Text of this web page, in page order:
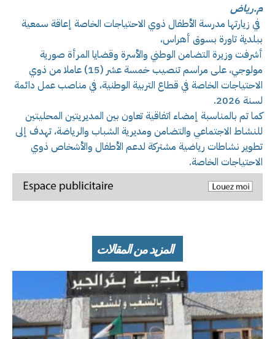
م.رياض
في زيارتها مدرسة الأطفال ذوي الاحتياجات الخاصة إعاقة سمعية
ببلدية تاورة بسوق أهراس،
أشرفت وزيرة التضامن الوطني والأسرة وقضايا المرأة صورية
مولوجي، على مراسم تنصيب خمسة عشر (15) عاملا من ذوي
الاحتياجات الخاصة في قطاع التربية الوطنية، في مناصب عمل دائمة
لسنة 2026.
كما تم بالمناسبة إمضاء اتفاقية تعاون بين المديريتين المحليتين
للنشاط الاجتماعي والتضامن ومديرية الشباب والرياضة، تهدف إلى
تطوير نشاطات رياضية مشتركة لدعم الأطفال والأشخاص ذوي
الاحتياجات الخاصة.
المزيد من المقالات